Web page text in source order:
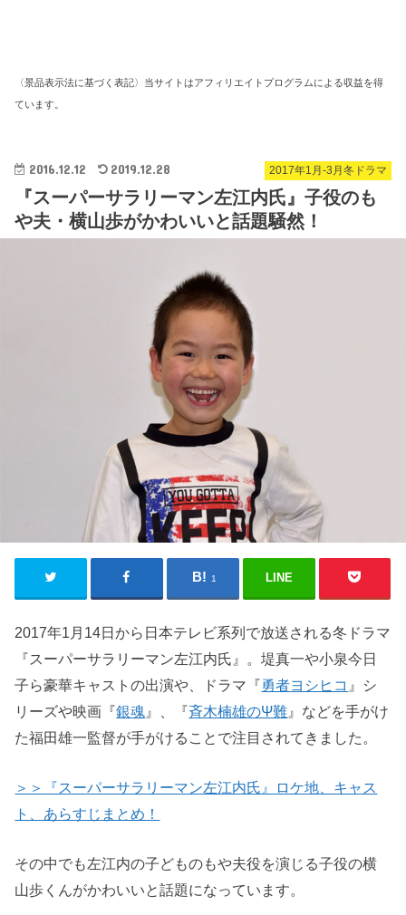
〈景品表示法に基づく表記〉当サイトはアフィリエイトプログラムによる収益を得
ています。
2017年1月-3月冬ドラマ
2016.12.12 2019.12.28
『スーパーサラリーマン左江内氏』子役のも
や夫・横山歩がかわいいと話題騒然！
1 LINE
2017年1月14日から日本テレビ系列で放送される冬ドラマ
『スーパーサラリーマン左江内氏』。堤真一や小泉今日
子ら豪華キャストの出演や、ドラマ『勇者ヨシヒコ 』シ
リーズや映画『銀魂 』、『斉木楠雄のΨ難 』などを手がけ
た福田雄一監督が手がけることで注目されてきました。
＞＞『スーパーサラリーマン左江内氏』ロケ地、キャス
ト、あらすじまとめ！
その中でも左江内の子どものもや夫役を演じる子役の横
山歩くんがかわいいと話題になっています。